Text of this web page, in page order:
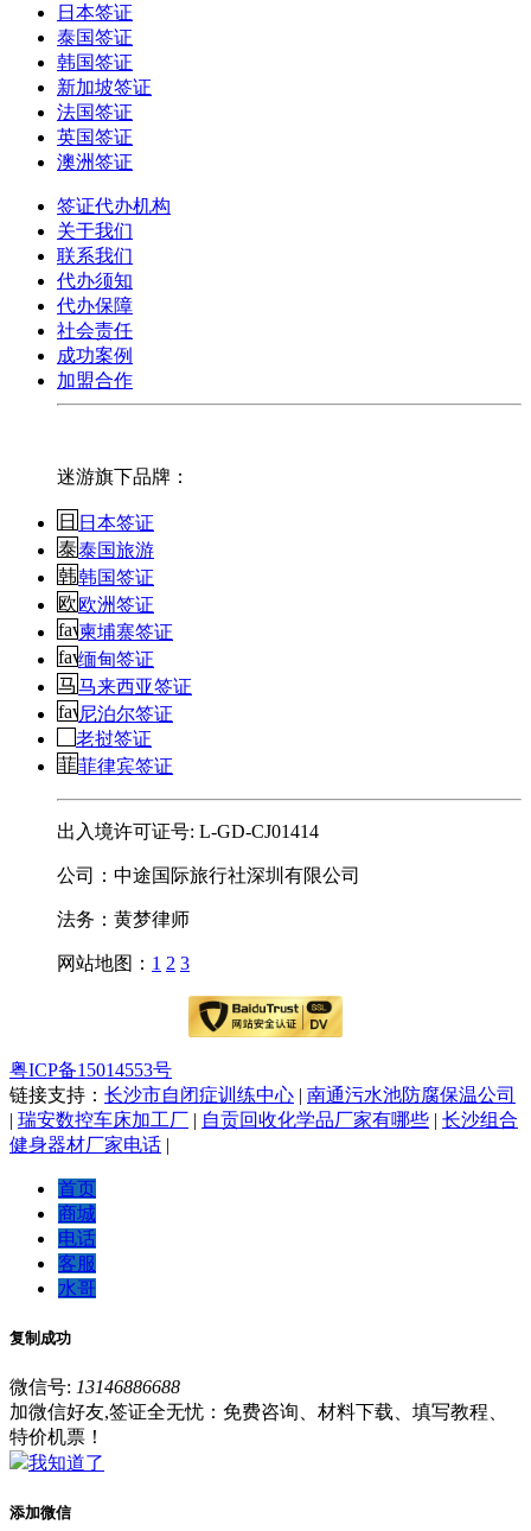
日本签证
泰国签证
韩国签证
新加坡签证
法国签证
英国签证
澳洲签证
签证代办机构
关于我们
联系我们
代办须知
代办保障
社会责任
成功案例
加盟合作
迷游旗下品牌：
日本签证
泰国旅游
韩国签证
欧洲签证
柬埔寨签证
缅甸签证
马来西亚签证
尼泊尔签证
老挝签证
菲律宾签证
出入境许可证号: L-GD-CJ01414
公司：中途国际旅行社深圳有限公司
法务：黄梦律师
网站地图： 1 2 3
粤ICP备15014553号
链接支持： 长沙市自闭症训练中心 | 南通污水池防腐保温公司
| 瑞安数控车床加工厂 | 自贡回收化学品厂家有哪些 | 长沙组合
健身器材厂家电话 |
首页
商城
电话
客服
水哥
复制成功
微信号: 13146886688
加微信好友,签证全无忧：免费咨询、材料下载、填写教程、
特价机票！
我知道了
添加微信